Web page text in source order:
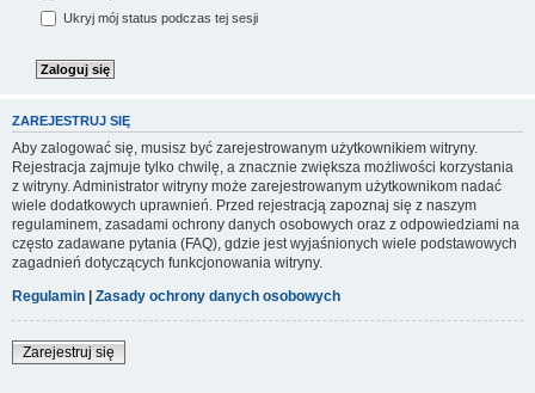
Ukryj mój status podczas tej sesji
ZAREJESTRUJ SIĘ
Aby zalogować się, musisz być zarejestrowanym użytkownikiem witryny.
Rejestracja zajmuje tylko chwilę, a znacznie zwiększa możliwości korzystania
z witryny. Administrator witryny może zarejestrowanym użytkownikom nadać
wiele dodatkowych uprawnień. Przed rejestracją zapoznaj się z naszym
regulaminem, zasadami ochrony danych osobowych oraz z odpowiedziami na
często zadawane pytania (FAQ), gdzie jest wyjaśnionych wiele podstawowych
zagadnień dotyczących funkcjonowania witryny.
Regulamin
Zasady ochrony danych osobowych
Zarejestruj się